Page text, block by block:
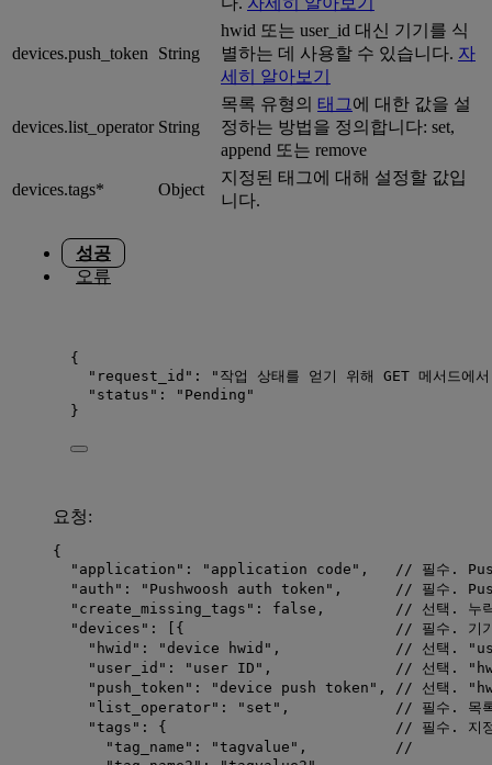
devices.push_token String
hwid 또는 user_id 대신 기기를 식
별하는 데 사용할 수 있습니다. 자
세히 알아보기
devices.list_operator String
목록 유형의 태그에 대한 값을 설
정하는 방법을 정의합니다: set,
append 또는 remove
devices.tags* Object
지정된 태그에 대해 설정할 값입
니다.
성공
오류
{
"request_id" : " 작업 상태를 얻기 위해 GET 메서드
"status" : " Pending "
}
요청:
{
"application" : " application code " , // 필수.
"auth" : " Pushwoosh auth token " , // 필수.
"create_missing_tags" : false , // 선택. 누락
"devices" : [{ // 필수. 기
"hwid" : "device hwid " , // 선택.
"user_id" : " user ID " , // 선택.
"push_token" : "device push token " , // 선택.
"list_operator" : " set " , // 필수. 목록
"tags" : { // 필수. 지정
"tag_name" : " tagvalue " , //           올